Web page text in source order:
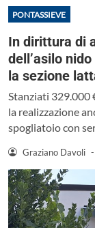
PONTASSIEVE
In dirittura di
dell’asilo
la sezione
Stanziati 329.000
la realizzazione
spogliatoio con
Graziano Davoli -